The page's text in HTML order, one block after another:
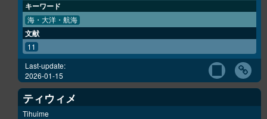
キーワード
海・大洋・航海
文献
11
Last-update:
2026-01-15
ティウィメ
Tihuime